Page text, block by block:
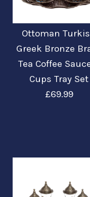
Dieses
Ottoman
Greek Bronze
Tea Coffee
Cups Tray Set
£69.99